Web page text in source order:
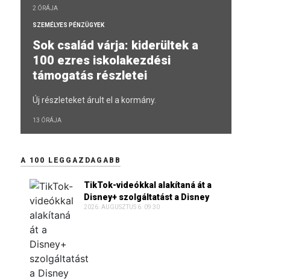
2 ÓRÁJA
SZEMÉLYES PÉNZÜGYEK
Sok család várja: kiderültek a
100 ezres iskolakezdési
támogatás részletei
Új részleteket árult el a kormány.
13 ÓRÁJA
A 100 LEGGAZDAGABB
TikTok-videókkal alakítaná át a
Disney+ szolgáltatást a Disney
2026. AUGUSZTUS 6. 09:30